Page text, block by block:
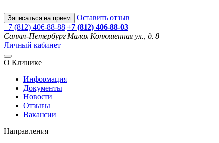
Записаться на прием
Оставить отзыв
+7 (812) 406-88-88 +7 (812) 406-88-03
Санкт-Петербург Малая Конюшенная ул., д. 8
Личный кабинет
О Клинике
Информация
Документы
Новости
Отзывы
Вакансии
Направления